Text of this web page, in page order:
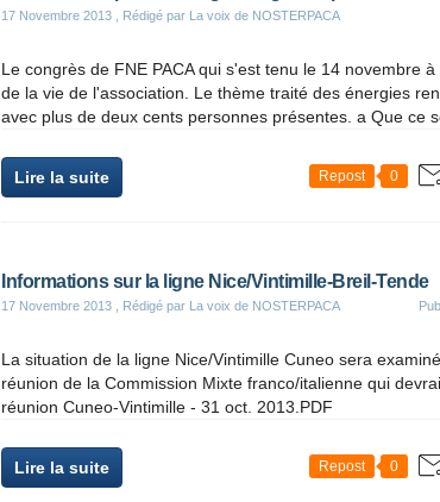
17 Novembre 2013 , Rédigé par La voix de NOSTERPACA
Le congrès de FNE PACA qui s'est tenu le 14 novembre
de la vie de l'association. Le thème traité des énergies
avec plus de deux cents personnes présentes. a Que ce
Lire la suite Repost 0
Informations sur la ligne Nice/Vintimille-Breil-Tende
17 Novembre 2013 , Rédigé par La voix de NOSTERPACA
La situation de la ligne Nice/Vintimille Cuneo sera
réunion de la Commission Mixte franco/italienne qui
réunion Cuneo-Vintimille - 31 oct. 2013.PDF
Lire la suite Repost 0